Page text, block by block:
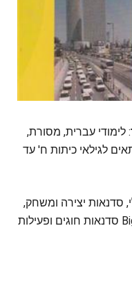
: לימודי עברית, מסורת,
לגילאי כיתות ח' עד
סדנאות יצירה ומשחק,
התנדבות בקהילה, סופ"ש ב -Big Bear סדנאות חוגים ופעילות